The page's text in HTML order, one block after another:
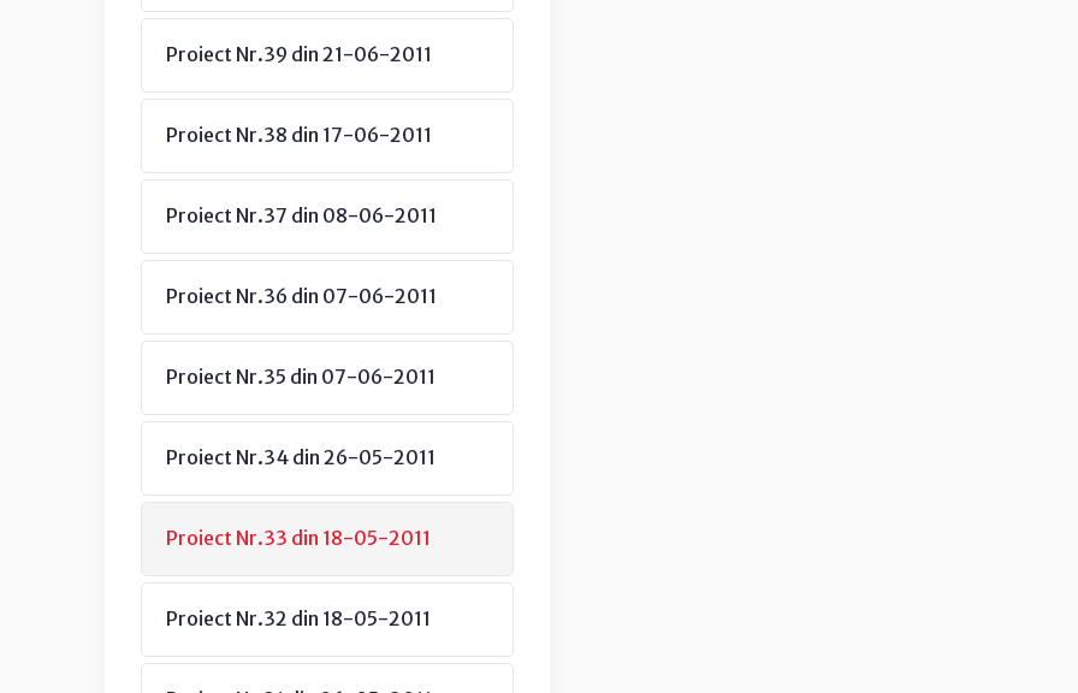
Proiect Nr.39 din 21-06-2011
Proiect Nr.38 din 17-06-2011
Proiect Nr.37 din 08-06-2011
Proiect Nr.36 din 07-06-2011
Proiect Nr.35 din 07-06-2011
Proiect Nr.34 din 26-05-2011
Proiect Nr.33 din 18-05-2011
Proiect Nr.32 din 18-05-2011